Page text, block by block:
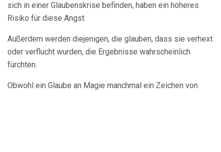
sich in einer Glaubenskrise befinden, haben ein höheres
Risiko für diese Angst.
Außerdem werden diejenigen, die glauben, dass sie verhext
oder verflucht wurden, die Ergebnisse wahrscheinlich
fürchten.
Obwohl ein Glaube an Magie manchmal ein Zeichen von